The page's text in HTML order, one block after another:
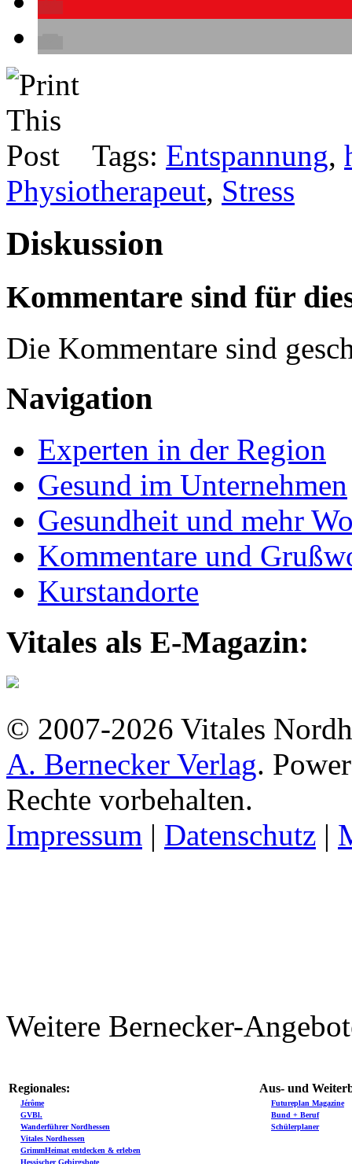
Tags: Entspannung,
Physiotherapeut, Stress
Diskussion
Kommentare sind für
Die Kommentare sind
Navigation
Experten in der Region
Gesund im Unternehmen
Gesundheit und mehr
Kommentare und
Kurstandorte
Vitales als E-Magazin:
© 2007-2026 Vitales
A. Bernecker Verlag.
Rechte vorbehalten.
Impressum | Datenschutz |
Weitere Bernecker-
Regionales: Aus- und
Jérôme
Futureplan Magazine
GVBl.
Bund + Beruf
Wanderführer Nordhessen
Schülerplaner
Vitales Nordhessen
GrimmHeimat entdecken & erleben
Hessischer Gebirgsbote